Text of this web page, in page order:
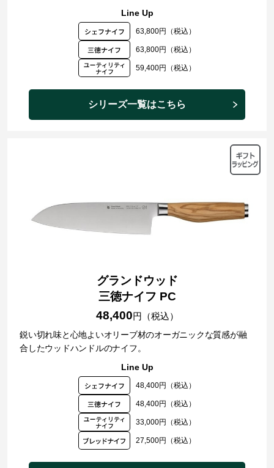
Line Up
63,800円（税込）
63,800円（税込）
59,400円（税込）
シリーズ一覧はこちら
グランドウッド
三徳ナイフ PC
48,400円（税込）
鋭い切れ味と心地よいオリーブ材のオーガニックな質感が融
合したウッドハンドルのナイフ。
Line Up
48,400円（税込）
48,400円（税込）
33,000円（税込）
27,500円（税込）